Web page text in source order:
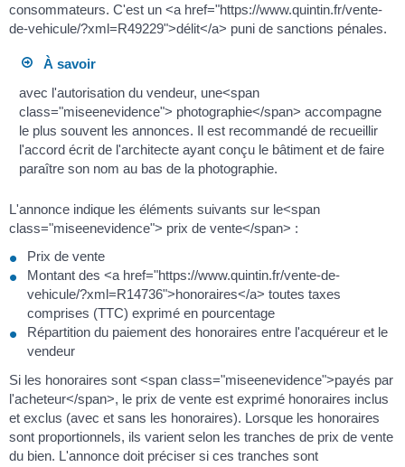
consommateurs. C'est un <a href="https://www.quintin.fr/vente-
de-vehicule/?xml=R49229">délit</a> puni de sanctions pénales.
À savoir
avec l'autorisation du vendeur, une<span
class="miseenevidence"> photographie</span> accompagne
le plus souvent les annonces. Il est recommandé de recueillir
l'accord écrit de l'architecte ayant conçu le bâtiment et de faire
paraître son nom au bas de la photographie.
L'annonce indique les éléments suivants sur le<span
class="miseenevidence"> prix de vente</span> :
Prix de vente
Montant des <a href="https://www.quintin.fr/vente-de-
vehicule/?xml=R14736">honoraires</a> toutes taxes
comprises (TTC) exprimé en pourcentage
Répartition du paiement des honoraires entre l'acquéreur et le
vendeur
Si les honoraires sont <span class="miseenevidence">payés par
l'acheteur</span>, le prix de vente est exprimé honoraires inclus
et exclus (avec et sans les honoraires). Lorsque les honoraires
sont proportionnels, ils varient selon les tranches de prix de vente
du bien. L'annonce doit préciser si ces tranches sont